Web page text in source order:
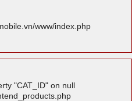
www/index.php
"CAT_ID" on null